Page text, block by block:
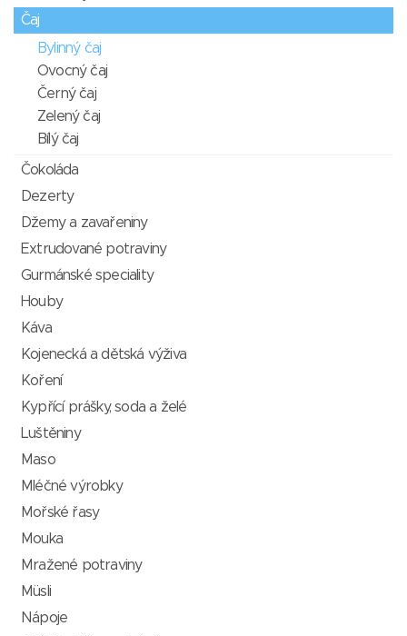
Čaj
Bylinný čaj
Ovocný čaj
Černý čaj
Zelený čaj
Bílý čaj
Čokoláda
Dezerty
Džemy a zavařeniny
Extrudované potraviny
Gurmánské speciality
Houby
Káva
Kojenecká a dětská výživa
Koření
Kypřící prášky, soda a želé
Luštěniny
Maso
Mléčné výrobky
Mořské řasy
Mouka
Mražené potraviny
Müsli
Nápoje